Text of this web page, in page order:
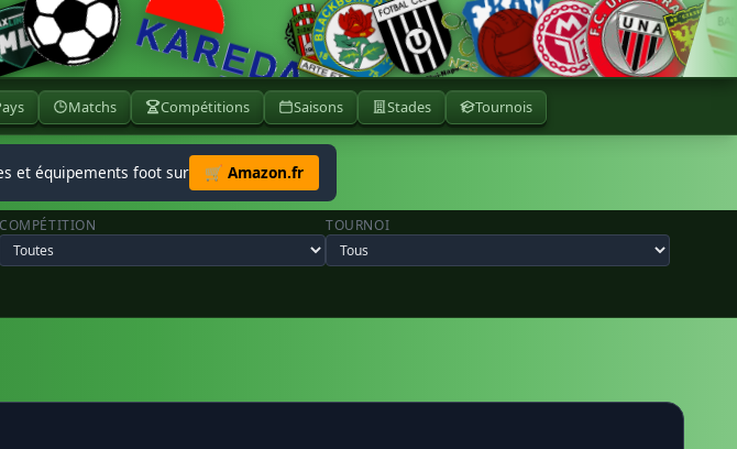
Matchs Compétitions Saisons Stades Tournois
et équipements foot sur 🛒 Amazon.fr
COMPÉTITION TOURNOI